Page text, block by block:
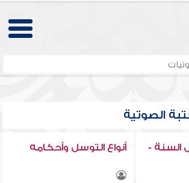
الصوتية
السنة -
أنواع التوسل وأحكامه